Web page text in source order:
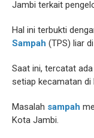
Jambi terkait
Hal ini terbukti
Sampah (TPS) liar
Saat ini, tercatat
setiap kecamatan di
Masalah sampah
Kota Jambi.